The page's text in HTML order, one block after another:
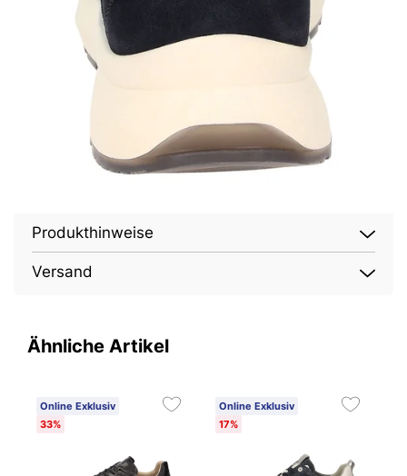
Produkthinweise
Versand
Ähnliche Artikel
Online Exklusiv
33%
Online Exklusiv
17%